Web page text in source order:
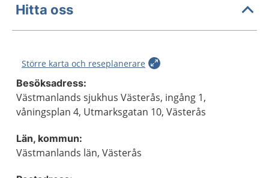
Hitta oss
Större karta och reseplanerare
Besöksadress:
Västmanlands sjukhus Västerås, ingång 1,
våningsplan 4, Utmarksgatan 10, Västerås
Län, kommun:
Västmanlands län, Västerås